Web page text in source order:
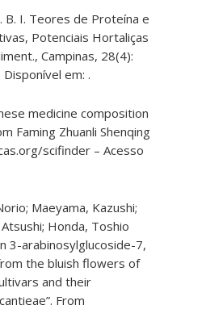
B. I. Teores de Proteína e
Potenciais Hortaliças
Campinas, 28(4):
em: .
medicine composition
Faming Zhuanli Shenqing
scifinder – Acesso
Maeyama, Kazushi;
Honda, Toshio
3-​arabinosylglucoside-​7,​
the bluish flowers of
and their
From